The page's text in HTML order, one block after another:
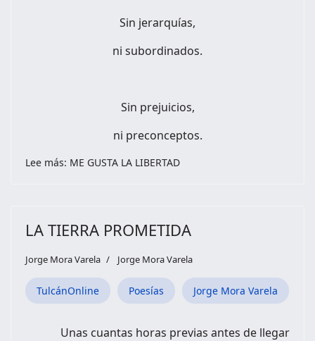
Sin jerarquías,
ni subordinados.
Sin prejuicios,
ni preconceptos.
Lee más: ME GUSTA LA LIBERTAD
LA TIERRA PROMETIDA
Jorge Mora Varela Jorge Mora Varela
TulcánOnline Poesías Jorge Mora Varela
Unas cuantas horas previas antes de llegar